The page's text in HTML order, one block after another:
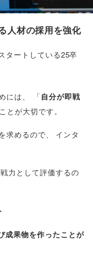
人材の採用を強化
タートしている25卒
には 「自分が即戦
とが大切です。
求めるので
インタ
力として評価するの
成果物を作ったことが